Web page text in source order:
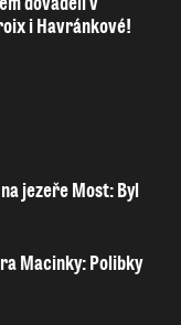
i Havránkové!
jezeře Most: Byl
Macinky: Polibky